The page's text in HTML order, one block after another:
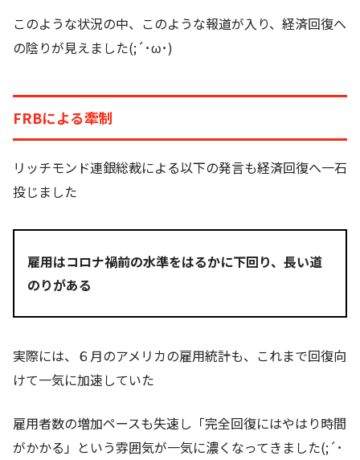
このような状況の中、このような報道が入り、経済回復へ
の陰りが見えました(;´･ω･)
FRBによる牽制
リッチモンド連銀総裁による以下の発言も経済回復へ一石
投じました
雇用はコロナ禍前の水準をはるかに下回り、長い道
のりがある
実際には、６月のアメリカの雇用統計も、これまで回復向
けて一気に加速していた
雇用者数の増加ペースも失速し「完全回復にはやはり時間
がかかる」という雰囲気が一気に濃くなってきました(;´･